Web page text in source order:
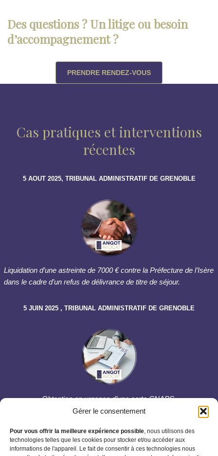
Gérer le consentement
Pour vous offrir la meilleure expérience possible, nous utilisons des
technologies telles que les cookies pour stocker et/ou accéder aux
informations de l'appareil. Le fait de consentir à ces technologies nous
Des questions ? Un litige ou besoin
d’accompagnement ?
PRENDRE RENDEZ-VOUS
Cas pratiques et interventions
récentes
5 AOUT 2025, TRIBUNAL ADMINISTRATIF DE GRENOBLE
Liquidation d’une astreinte de 7000 € contre la Préfecture de l’Isère
dans le cadre d’un refus de délivrance de titre de séjour.
5 JUIN 2025 , TRIBUNAL ADMINISTRATIF DE GRENOBLE
Obtention en urgence d’une carte CNAPS.